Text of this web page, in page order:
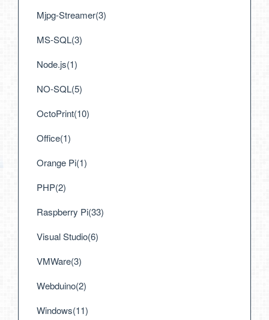
Mjpg-Streamer(3)
MS-SQL(3)
Node.js(1)
NO-SQL(5)
OctoPrint(10)
Office(1)
Orange Pi(1)
PHP(2)
Raspberry Pi(33)
Visual Studio(6)
VMWare(3)
Webduino(2)
Windows(11)